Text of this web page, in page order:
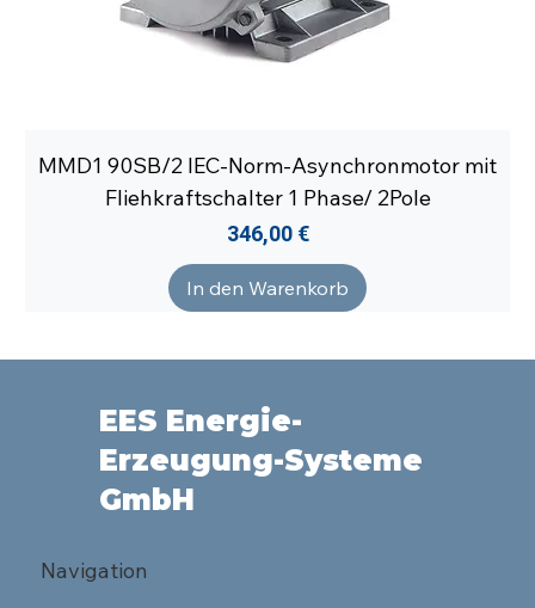
MMD1 90SB/2 IEC-Norm-Asynchronmotor mit
Fliehkraftschalter 1 Phase/ 2Pole
Preis
346,00 €
In den Warenkorb
EES Energie-
Erzeugung-Systeme
GmbH
Navigation